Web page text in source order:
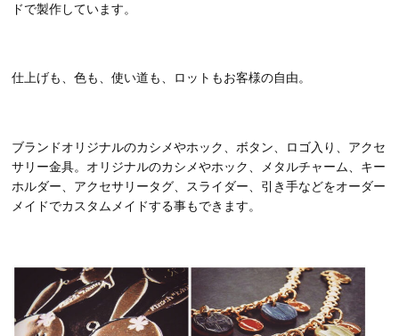
ドで製作しています。
仕上げも、色も、使い道も、ロットもお客様の自由。
ブランドオリジナルのカシメやホック、ボタン、ロゴ入り、アクセ
サリー金具。オリジナルのカシメやホック、メタルチャーム、キー
ホルダー、アクセサリータグ、スライダー、引き手などをオーダー
メイドでカスタムメイドする事もできます。